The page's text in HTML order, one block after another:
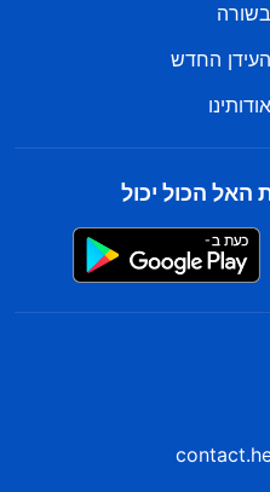
בשורה
העידן החדש
אודותינו
האל הכול יכול